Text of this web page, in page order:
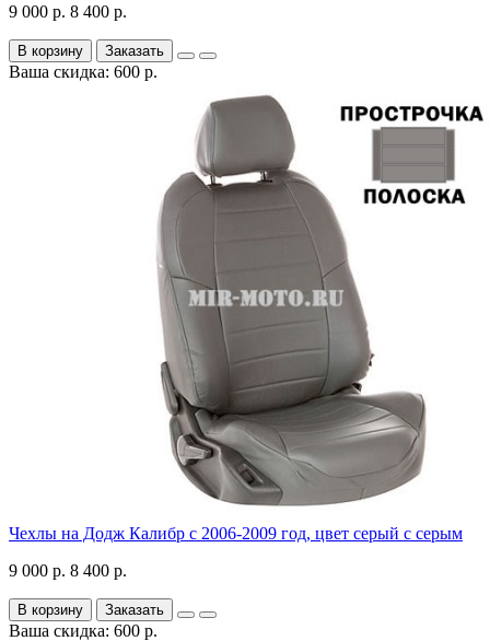
9 000 р. 8 400 р.
В корзину Заказать
Ваша скидка: 600 р.
Чехлы на Додж Калибр с 2006-2009 год, цвет серый с серым
9 000 р. 8 400 р.
В корзину Заказать
Ваша скидка: 600 р.